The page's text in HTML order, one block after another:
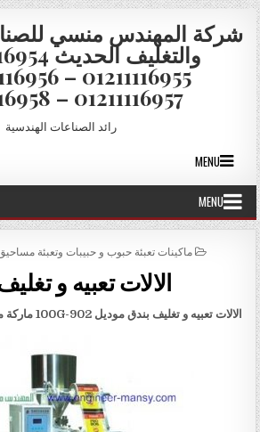
Skip to content
شركة المهندس منسي
01211116957 – 01211116958
رائد الصناعات الهندسية
MENU
MENU
POSTED IN
ماكينات تعبئة حبوب و حبيبات وتعبئة
الالات تعبيه و
الالات تعبيه و تغليف بندق موديل902-100G